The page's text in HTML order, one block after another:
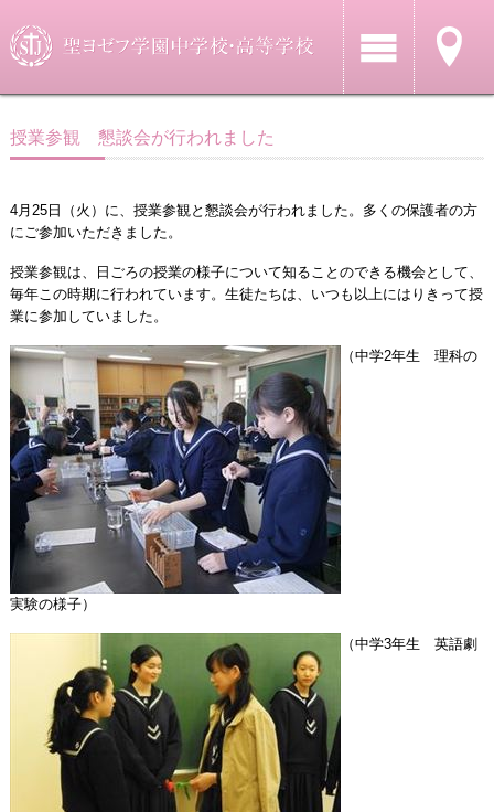
授業参観 懇談会が行われました
4月25日（火）に、授業参観と懇談会が行われました。多くの保護者の方
にご参加いただきました。
授業参観は、日ごろの授業の様子について知ることのできる機会として、
毎年この時期に行われています。生徒たちは、いつも以上にはりきって授
業に参加していました。
（中学2年生 理科の
実験の様子）
（中学3年生 英語劇